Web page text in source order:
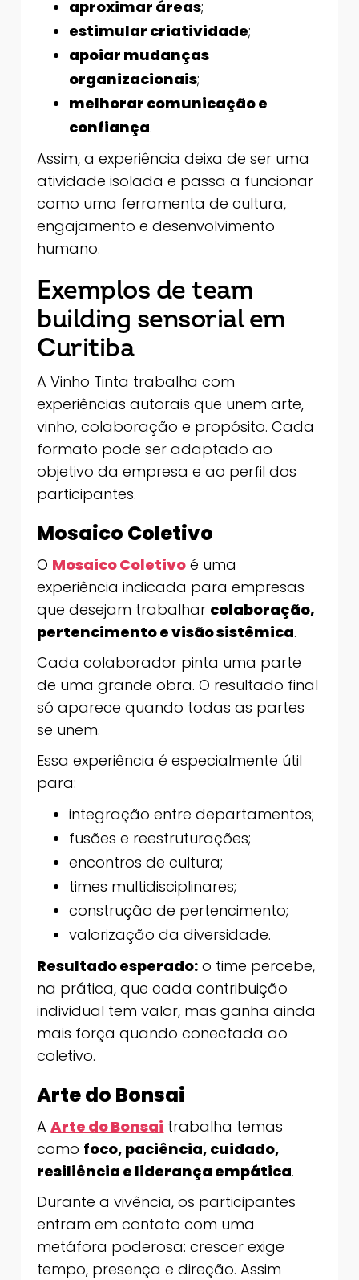
aproximar áreas;
estimular criatividade;
apoiar mudanças
organizacionais;
melhorar comunicação e
confiança.
Assim, a experiência deixa de ser uma
atividade isolada e passa a funcionar
como uma ferramenta de cultura,
engajamento e desenvolvimento
humano.
Exemplos de team
building sensorial em
Curitiba
A Vinho Tinta trabalha com
experiências autorais que unem arte,
vinho, colaboração e propósito. Cada
formato pode ser adaptado ao
objetivo da empresa e ao perfil dos
participantes.
Mosaico Coletivo
O Mosaico Coletivo é uma
experiência indicada para empresas
que desejam trabalhar colaboração,
pertencimento e visão sistêmica.
Cada colaborador pinta uma parte
de uma grande obra. O resultado final
só aparece quando todas as partes
se unem.
Essa experiência é especialmente útil
para:
integração entre departamentos;
fusões e reestruturações;
encontros de cultura;
times multidisciplinares;
construção de pertencimento;
valorização da diversidade.
Resultado esperado: o time percebe,
na prática, que cada contribuição
individual tem valor, mas ganha ainda
mais força quando conectada ao
coletivo.
Arte do Bonsai
AArte do Bonsai trabalha temas
como foco, paciência, cuidado,
resiliência e liderança empática.
Durante a vivência, os participantes
entram em contato com uma
metáfora poderosa: crescer exige
tempo, presença e direção. Assim